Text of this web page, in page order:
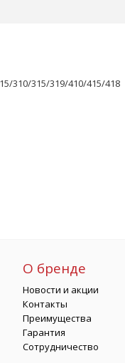
310/315/319/410/415/418
О бренде
Новости и акции
Контакты
Преимущества
Гарантия
Сотрудничество